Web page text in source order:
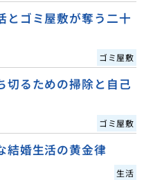
とゴミ屋敷が奪う二十
ゴミ屋敷
切るための掃除と自己
ゴミ屋敷
結婚生活の黄金律
生活